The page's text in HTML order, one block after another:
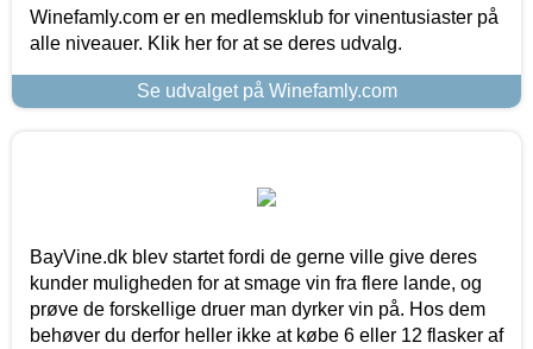
Winefamly.com er en medlemsklub for vinentusiaster på
alle niveauer. Klik her for at se deres udvalg.
Se udvalget på Winefamly.com
BayVine.dk blev startet fordi de gerne ville give deres
kunder muligheden for at smage vin fra flere lande, og
prøve de forskellige druer man dyrker vin på. Hos dem
behøver du derfor heller ikke at købe 6 eller 12 flasker af